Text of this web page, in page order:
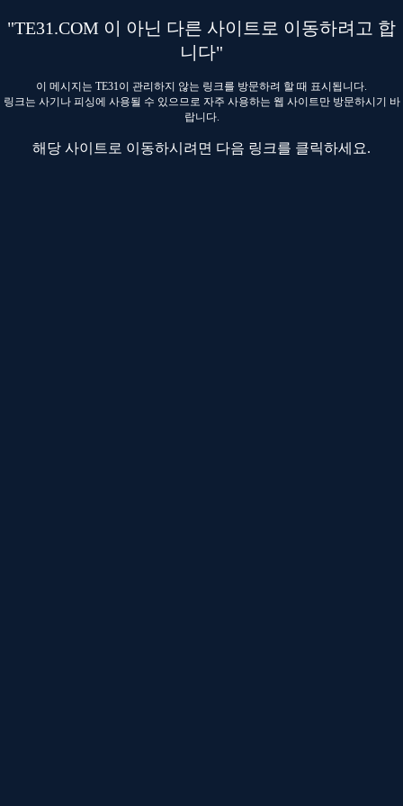
"TE31.COM 이 아닌 다른 사이트로 이동하려고 합
니다"
이 메시지는 TE31이 관리하지 않는 링크를 방문하려 할 때 표시됩니다.
링크는 사기나 피싱에 사용될 수 있으므로 자주 사용하는 웹 사이트만 방문하시기 바
랍니다.
해당 사이트로 이동하시려면 다음 링크를 클릭하세요.